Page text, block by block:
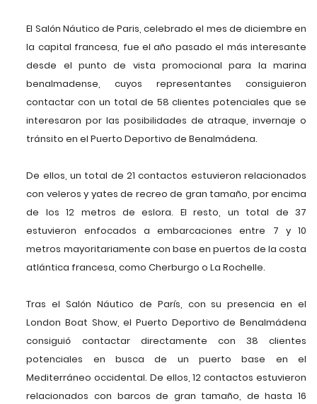
El Salón Náutico de Paris, celebrado el mes de diciembre en
la capital francesa, fue el año pasado el más interesante
desde el punto de vista promocional para la marina
benalmadense, cuyos representantes consiguieron
contactar con un total de 58 clientes potenciales que se
interesaron por las posibilidades de atraque, invernaje o
tránsito en el Puerto Deportivo de Benalmádena.
De ellos, un total de 21 contactos estuvieron relacionados
con veleros y yates de recreo de gran tamaño, por encima
de los 12 metros de eslora. El resto, un total de 37
estuvieron enfocados a embarcaciones entre 7 y 10
metros mayoritariamente con base en puertos de la costa
atlántica francesa, como Cherburgo o La Rochelle.
Tras el Salón Náutico de París, con su presencia en el
London Boat Show, el Puerto Deportivo de Benalmádena
consiguió contactar directamente con 38 clientes
potenciales en busca de un puerto base en el
Mediterráneo occidental. De ellos, 12 contactos estuvieron
relacionados con barcos de gran tamaño, de hasta 16